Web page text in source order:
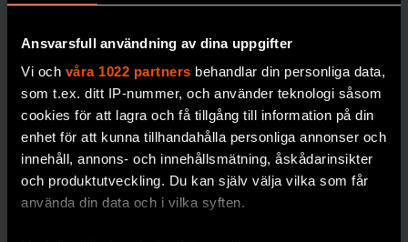
Ansvarsfull användning av dina uppgifter
Vi och våra 1022 partners behandlar din personliga data,
som t.ex. ditt IP-nummer, och använder teknologi såsom
cookies för att lagra och få tillgång till information på din
enhet för att kunna tillhandahålla personliga annonser och
innehåll, annons- och innehållsmätning, åskådarinsikter
och produktutveckling. Du kan själv välja vilka som får
använda din data och i vilka syften.
PREMIUM
g av
blir
dyrare i
längde
n,
skriver